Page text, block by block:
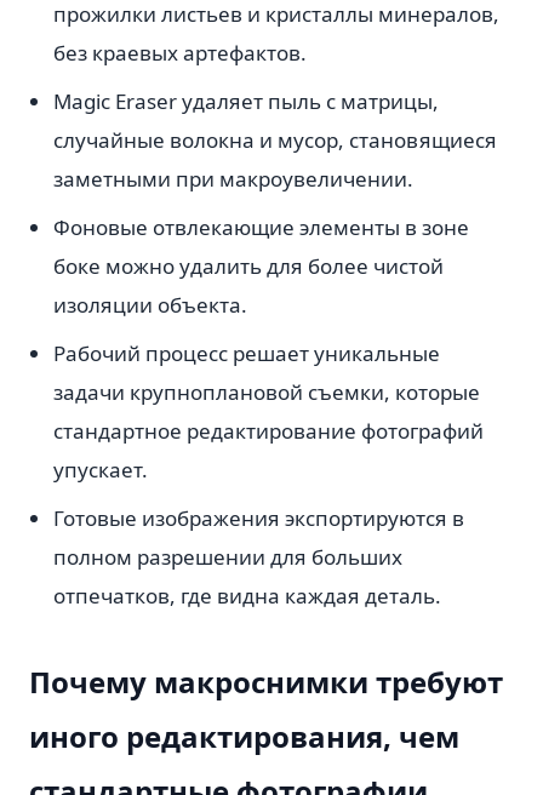
прожилки листьев и кристаллы минералов,
без краевых артефактов.
Magic Eraser удаляет пыль с матрицы,
случайные волокна и мусор, становящиеся
заметными при макроувеличении.
Фоновые отвлекающие элементы в зоне
боке можно удалить для более чистой
изоляции объекта.
Рабочий процесс решает уникальные
задачи крупноплановой съемки, которые
стандартное редактирование фотографий
упускает.
Готовые изображения экспортируются в
полном разрешении для больших
отпечатков, где видна каждая деталь.
Почему макроснимки требуют
иного редактирования, чем